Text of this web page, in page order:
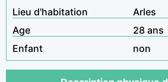
Lieu d'habitation
Arles
Age
28 ans
Enfant
non